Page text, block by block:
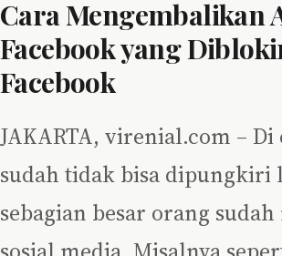
Cara Mengembalikan
Facebook yang
Facebook
JAKARTA, virenial.com –
sudah tidak bisa dipungkiri
sebagian besar orang